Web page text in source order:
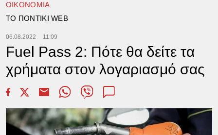
ΟΙΚΟΝΟΜΙΑ
TΟ ΠΟΝΤΙΚΙ WEB
06.08.2022 11:09
Fuel Pass 2: Πότε θα δείτε τα
χρήματα στον λογαριασμό σας